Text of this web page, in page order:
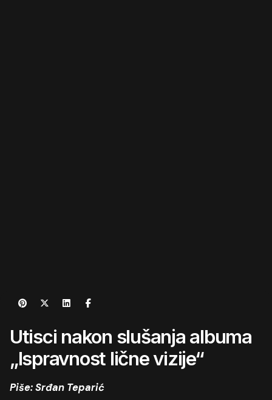
Utisci nakon slušanja albuma
„Ispravnost lične vizije“
Piše: Srđan Teparić